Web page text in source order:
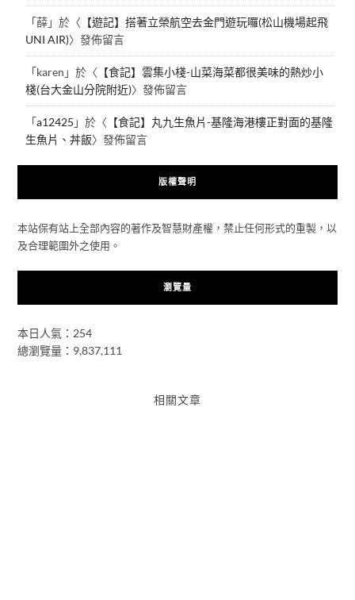
「薛」於〈 【遊記】搭著立榮航空去金門遊玩囉(松山機場起飛
UNI AIR)〉發佈留言
「karen 」於〈 【食記】雲集小棧-山菜海菜都很美味的熱炒小
棧(台大金山分院附近)〉發佈留言
「a12425 」於〈 【食記】丸九生魚片-基隆海港樓正對面的基隆
生魚片、丼飯〉發佈留言
版權聲明
本站保有站上全部內容的著作及智慧財產權，禁止任何形式的重製，以
及合理範圍外之使用。
瀏覽量
本日人氣：254
總瀏覽量：9,837,111
相關文章